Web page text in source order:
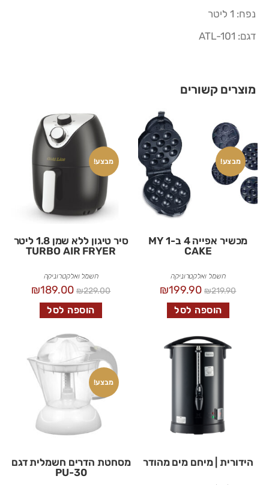
נפח: 1 ליטר
דגם: ATL-101
מוצרים קשורים
מבצע!
מכשיר אפייה 4 ב-1 MY
CAKE
חשמל ואלקטרוניקה
₪219.90
₪199.90
הוספה לסל
מבצע!
סיר טיגון ללא שמן 1.8 ליטר
TURBO AIR FRYER
חשמל ואלקטרוניקה
₪229.00
₪189.00
הוספה לסל
הידורית | מיחם מים מהודר
מבצע!
מסחטת הדרים חשמלית דגם
PU-30